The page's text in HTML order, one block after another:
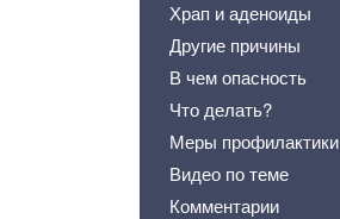
Храп и аденоиды
Другие причины
В чем опасность
Что делать?
Меры профилактики
Видео по теме
Комментарии